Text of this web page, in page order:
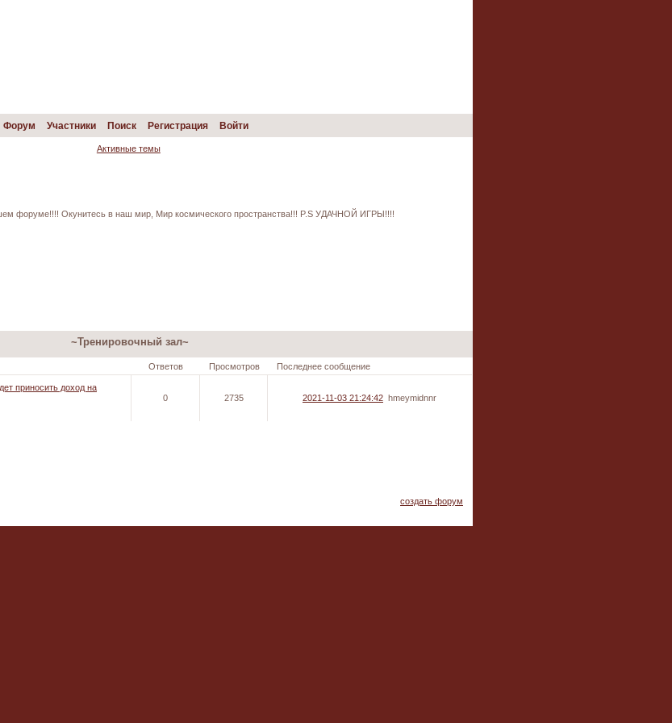
Форум Участники Поиск Регистрация Войти
Активные темы
форуме!!!! Окунитесь в наш мир, Мир космического пространства!!! P.S УДАЧНОЙ ИГРЫ!!!!
~Тренировочный зал~
Ответов Просмотров Последнее сообщение
приносить доход на
0 2735 2021-11-03 21:24:42 hmeymidnnr
создать форум